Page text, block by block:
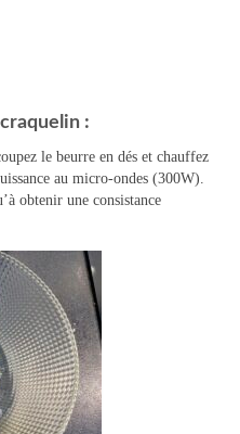
:
le beurre en dés et chauffez
au micro-ondes (300W).
obtenir une consistance